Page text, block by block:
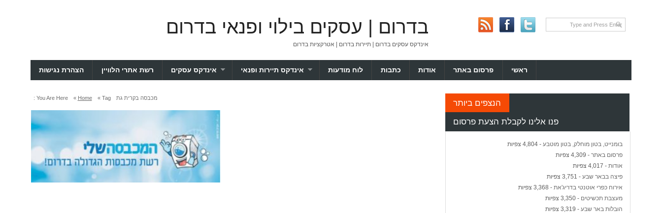
בדרום | עסקים בילוי ופנאי בדרום
אינדקס עסקים בדרום | תיירות בדרום | אטרקציות בדרום
הצהרת נגישות רשת אתרי הלוויין אינדקס עסקים אינדקס תיירות ופנאי לוח מודעות כתבות אודות פרסום באתר ראשי
You Are Here : Home
» Tag » מכבסה בקרית גת
הנצפים ביותר
פנו אלינו לקבלת הצעת פרסום
בומנייט, בטון מוחלק, בטון מוטבע- 4,804 צפיות
פרסום באתר- 4,309 צפיות
אודות- 4,017 צפיות
פיצה בבאר שבע- 3,751 צפיות
אירוח כפרי אוטנטי בדריג'את- 3,368 צפיות
מעצבת תכשיטים - 3,350 צפיות
הובלות באר שבע- 3,319 צפיות